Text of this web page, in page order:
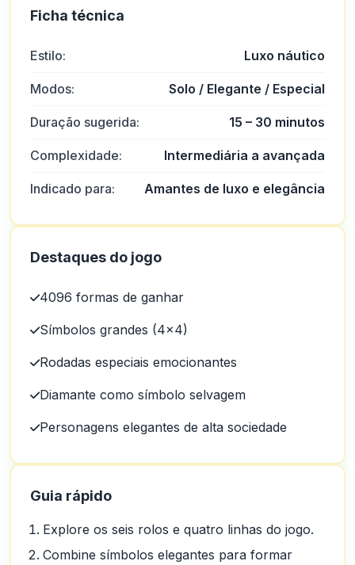
Ficha técnica
Estilo: Luxo náutico
Modos: Solo / Elegante / Especial
Duração sugerida: 15 – 30 minutos
Complexidade: Intermediária a avançada
Indicado para: Amantes de luxo e elegância
Destaques do jogo
4096 formas de ganhar
Símbolos grandes (4x4)
Rodadas especiais emocionantes
Diamante como símbolo selvagem
Personagens elegantes de alta sociedade
Guia rápido
Explore os seis rolos e quatro linhas do jogo.
Combine símbolos elegantes para formar